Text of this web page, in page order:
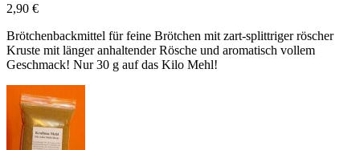
2,90 €
Brötchenbackmittel für feine Brötchen mit zart-splittriger röscher
Kruste mit länger anhaltender Rösche und aromatisch vollem
Geschmack! Nur 30 g auf das Kilo Mehl!